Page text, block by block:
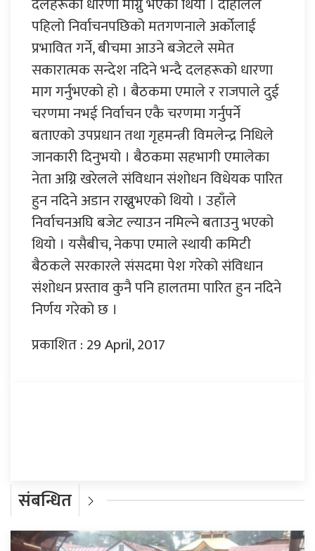
पहिलो निर्वाचनपछिको मतगणनाले अर्कोलाई
प्रभावित गर्ने, बीचमा आउने बजेटले समेत
सकारात्मक सन्देश नदिने भन्दै दलहरूको धारणा
माग गर्नुभएको हो । बैठकमा एमाले र राजपाले दुई
चरणमा नभई निर्वाचन एकै चरणमा गर्नुपर्ने
बताएको उपप्रधान तथा गृहमन्त्री विमलेन्द्र निधिले
जानकारी दिनुभयो । बैठकमा सहभागी एमालेका
नेता अग्नि खरेलले संविधान संशोधन विधेयक पारित
हुन नदिने अडान राख्नुभएको थियो । उहाँले
निर्वाचनअघि बजेट ल्याउन नमिल्ने बताउनु भएको
थियो । यसैबीच, नेकपा एमाले स्थायी कमिटी
बैठकले सरकारले संसदमा पेश गरेको संविधान
संशोधन प्रस्ताव कुनै पनि हालतमा पारित हुन नदिने
निर्णय गरेको छ ।
प्रकाशित : 29 April, 2017
संबन्धित